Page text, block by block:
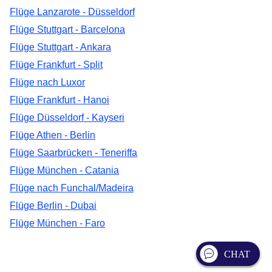
Flüge Lanzarote - Düsseldorf
Flüge Stuttgart - Barcelona
Flüge Stuttgart - Ankara
Flüge Frankfurt - Split
Flüge nach Luxor
Flüge Frankfurt - Hanoi
Flüge Düsseldorf - Kayseri
Flüge Athen - Berlin
Flüge Saarbrücken - Teneriffa
Flüge München - Catania
Flüge nach Funchal/Madeira
Flüge Berlin - Dubai
Flüge München - Faro
CHAT